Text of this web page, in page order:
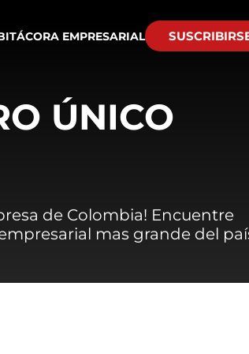
EMPRESARIAL
ÚNICO
de Colombia! Encuentre
mas grande del